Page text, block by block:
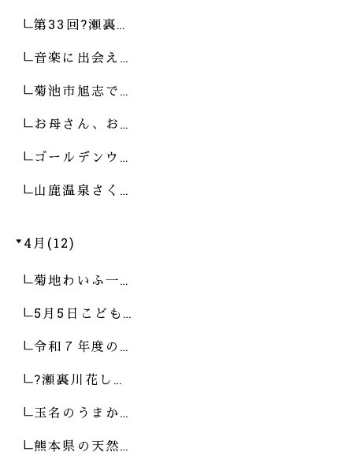
第33回?瀬裏…
音楽に出会え…
菊池市旭志で…
お母さん、お…
ゴールデンウ…
山鹿温泉さく…
4月(12)
菊地わいふ一…
5月5日こども…
令和７年度の…
?瀬裏川花し…
玉名のうまか…
熊本県の天然…